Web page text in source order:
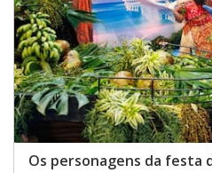
Os personagens da festa